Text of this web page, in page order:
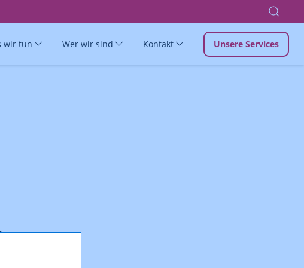
wir tun Wer wir sind Kontakt Unsere Services